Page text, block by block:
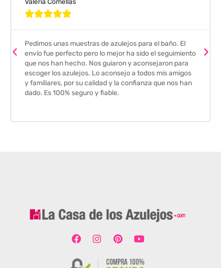
Valeria Comellas

Pedimos unas muestras de azulejos para el baño. El
envío fue perfecto pero lo mejor ha sido el seguimiento
que nos han hecho. Nos guiaron y aconsejaron para
escoger los azulejos. Lo aconsejo a todos mis amigos
y familiares, por su calidad y la confianza que nos han
dado. Es 100% seguro y fiable.